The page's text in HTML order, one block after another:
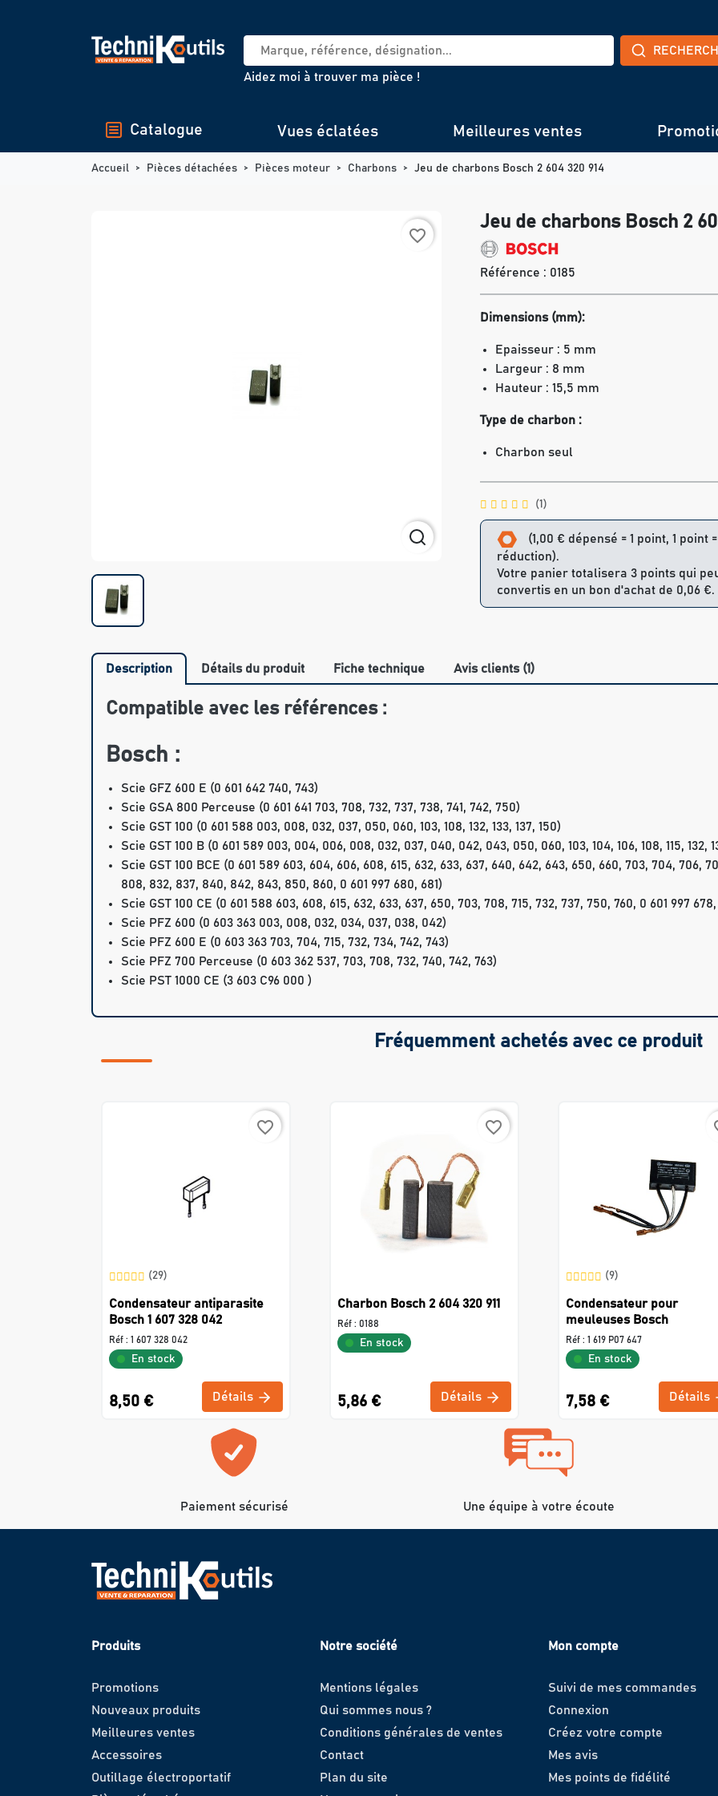
Aidez moi à trouver ma pièce !
Catalogue Vues éclatées Meilleures ventes
Accueil Pièces détachées Pièces moteur Charbons Jeu de charbons Bosch 2 604 320 914
favorite_border
Jeu de charbons Bosch 2
Référence : 0185
Dimensions (mm):
Epaisseur : 5 mm
Largeur : 8 mm
Hauteur : 15,5 mm
Type de charbon :
Charbon seul
(1)
(1,00 € dépensé = 1 point, 1 point
réduction).
Votre panier totalisera 3 points qui
convertis en un bon d'achat de 0,06 €.
Description Détails du produit Fiche technique Avis clients (1)
Compatible avec les références :
Bosch :
Scie GFZ 600 E (0 601 642 740, 743)
Scie GSA 800 Perceuse (0 601 641 703, 708, 732, 737, 738, 741, 742, 750)
Scie GST 100 (0 601 588 003, 008, 032, 037, 050, 060, 103, 108, 132, 133, 137, 150)
Scie GST 100 B (0 601 589 003, 004, 006, 008, 032, 037, 040, 042, 043, 050, 060, 103, 104, 106, 108, 115, 132,
Scie GST 100 BCE (0 601 589 603, 604, 606, 608, 615, 632, 633, 637, 640, 642, 643, 650, 660, 703, 704, 706,
808, 832, 837, 840, 842, 843, 850, 860, 0 601 997 680, 681)
Scie GST 100 CE (0 601 588 603, 608, 615, 632, 633, 637, 650, 703, 708, 715, 732, 737, 750, 760, 0 601 997 678,
Scie PFZ 600 (0 603 363 003, 008, 032, 034, 037, 038, 042)
Scie PFZ 600 E (0 603 363 703, 704, 715, 732, 734, 742, 743)
Scie PFZ 700 Perceuse (0 603 362 537, 703, 708, 732, 740, 742, 763)
Scie PST 1000 CE (3 603 C96 000 )
Fréquemment achetés avec ce produit
favorite_border
(29)
Condensateur antiparasite
Bosch 1 607 328 042
Réf : 1 607 328 042
En stock
8,50 € Détails
favorite_border
Charbon Bosch 2 604 320 911
Réf : 0188
En stock
5,86 € Détails
(9)
Condensateur pour
meuleuses Bosch
Réf : 1 619 P07 647
En stock
7,58 € Détails
Paiement sécurisé Une équipe à votre écoute
Produits
Promotions
Nouveaux produits
Meilleures ventes
Accessoires
Outillage électroportatif
Notre société
Mentions légales
Qui sommes nous ?
Conditions générales de ventes
Contact
Plan du site
Mon compte
Suivi de mes commandes
Connexion
Créez votre compte
Mes avis
Mes points de fidélité